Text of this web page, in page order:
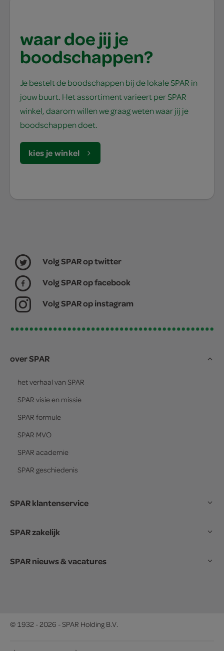
waar doe jij je
boodschappen?
Je bestelt de boodschappen bij de lokale SPAR in
jouw buurt. Het assortiment varieert per SPAR
winkel, daarom willen we graag weten waar jij je
boodschappen doet.
kies je winkel
Volg SPAR op twitter
Volg SPAR op facebook
Volg SPAR op instagram
over SPAR
het verhaal van SPAR
SPAR visie en missie
SPAR formule
SPAR MVO
SPAR academie
SPAR geschiedenis
SPAR klantenservice
SPAR zakelijk
SPAR nieuws & vacatures
© 1932 - 2026 - SPAR Holding B.V.